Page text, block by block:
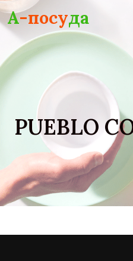
Skip to main content
А-посуда
PUEBLO